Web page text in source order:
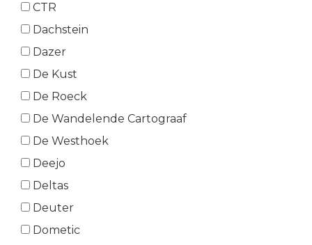
CTR
Dachstein
Dazer
De Kust
De Roeck
De Wandelende Cartograaf
De Westhoek
Deejo
Deltas
Deuter
Dometic